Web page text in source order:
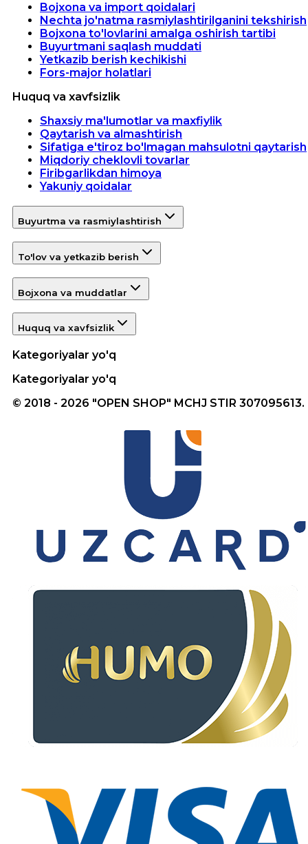
Bojxona va import qoidalari
Nechta jo'natma rasmiylashtirilganini tekshirish
Bojxona to'lovlarini amalga oshirish tartibi
Buyurtmani saqlash muddati
Yetkazib berish kechikishi
Fors-major holatlari
Huquq va xavfsizlik
Shaxsiy ma'lumotlar va maxfiylik
Qaytarish va almashtirish
Sifatiga e'tiroz bo'lmagan mahsulotni qaytarish
Miqdoriy cheklovli tovarlar
Firibgarlikdan himoya
Yakuniy qoidalar
Buyurtma va rasmiylashtirish
To'lov va yetkazib berish
Bojxona va muddatlar
Huquq va xavfsizlik
Kategoriyalar yo'q
Kategoriyalar yo'q
© 2018 - 2026 "OPEN SHOP" MCHJ STIR 307095613.